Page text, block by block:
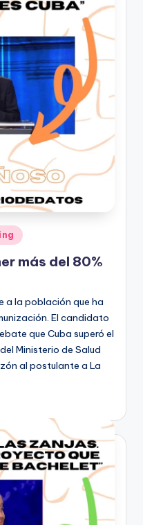
más del 80%
a la población que ha
El candidato
que Cuba superó el
Ministerio de Salud
al postulante a La